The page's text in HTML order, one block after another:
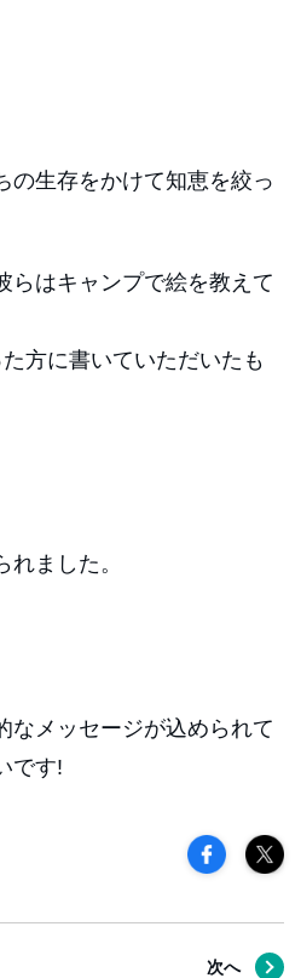
の生存をかけて知恵を絞っ
らはキャンプで絵を教えて
方に書いていただいたも
ました。
なメッセージが込められて
です!
次へ